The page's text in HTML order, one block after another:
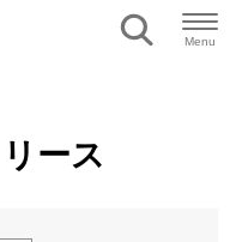
Menu
ース